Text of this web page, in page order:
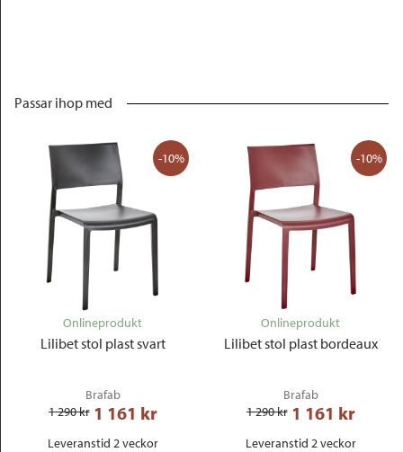
Passar ihop med
-10%
Lilibet stol plast svart
Onlineprodukt
Brafab
1 290 kr 1 161 kr
Leveranstid 2 veckor
-10%
Lilibet stol plast bordeaux
Onlineprodukt
Brafab
1 290 kr 1 161 kr
Leveranstid 2 veckor